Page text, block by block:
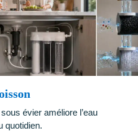
évier améliore l’eau
quotidien.